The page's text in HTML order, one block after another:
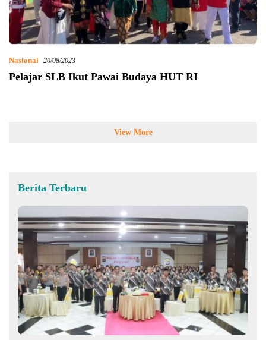
Nasional 20/08/2023
Pelajar SLB Ikut Pawai Budaya HUT RI
View More
Berita Terbaru